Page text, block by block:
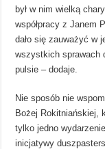
był w nim wielką
współpracy z Janem
dało się zauważyć w
wszystkich sprawach
pulsie – dodaje.
Nie sposób nie
Bożej Rokitniańskiej,
tylko jedno
inicjatywy